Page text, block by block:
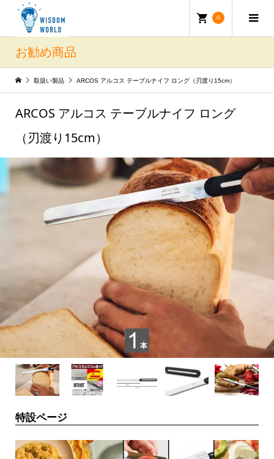
0
お勧め商品
取扱い製品 ARCOS アルコス テーブルナイフ ロング（刃渡り15cm）
ARCOS アルコス テーブルナイフ ロング
（刃渡り15cm）
特設ページ